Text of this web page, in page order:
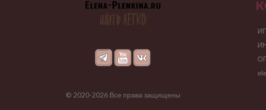
© 2020-2026 Все права защищены